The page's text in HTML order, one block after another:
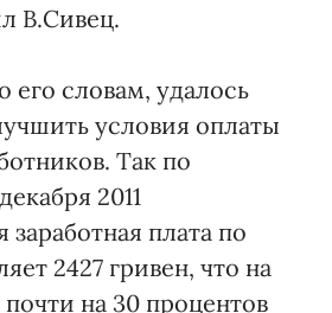
В.Сивец.
его словам, удалось
условия оплаты
Так по
2011
плата по
2427 гривен, что на
на 30 процентов